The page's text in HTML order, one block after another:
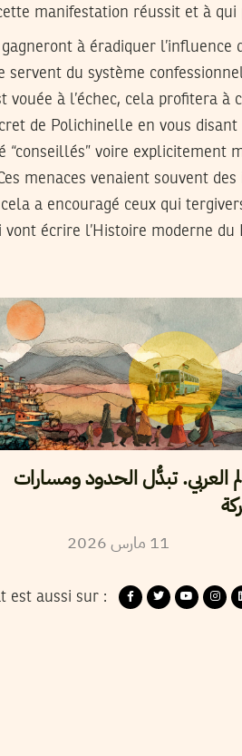
manifestation réussit et à
gagneront à éradiquer
servent du système
à l’échec, cela profitera à
de Polichinelle en vous
“conseillés” voire explicitement
menaces venaient souvent des
a encouragé ceux qui
vont écrire l’Histoire moderne du
العربي. تبدُّل الحدود ومسارات
11 مارس 2026
est aussi sur :